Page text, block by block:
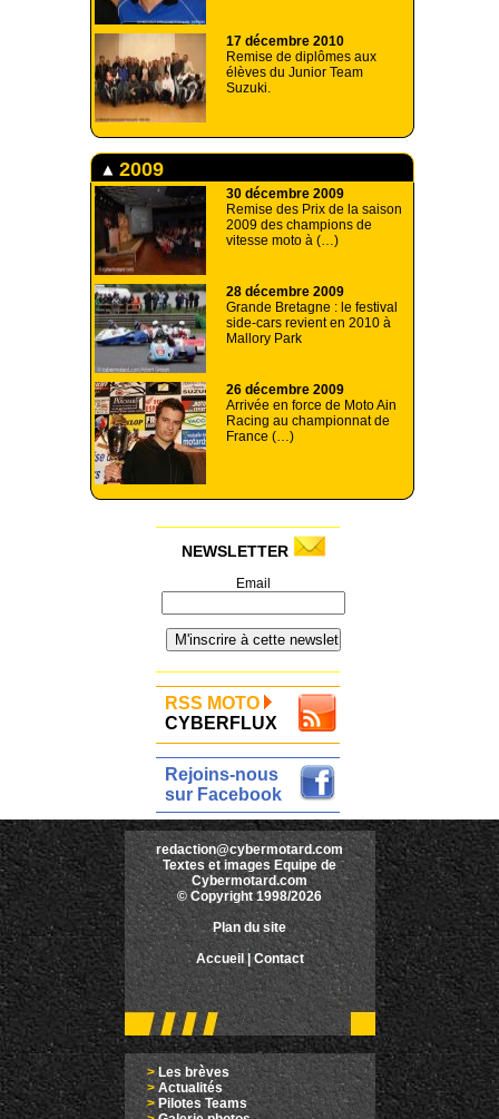
17 décembre 2010
Remise de diplômes aux
élèves du Junior Team
Suzuki.
2009
30 décembre 2009
Remise des Prix de la saison
2009 des champions de
vitesse moto à (…)
28 décembre 2009
Grande Bretagne : le festival
side-cars revient en 2010 à
Mallory Park
26 décembre 2009
Arrivée en force de Moto Ain
Racing au championnat de
France (…)
NEWSLETTER
Email
RSS MOTO
CYBERFLUX
Rejoins-nous
sur Facebook
redaction@cybermotard.com
Textes et images Equipe de
Cybermotard.com
© Copyright 1998/2026
Plan du site
Accueil |Contact
>Les brèves
> Actualités
> Pilotes Teams